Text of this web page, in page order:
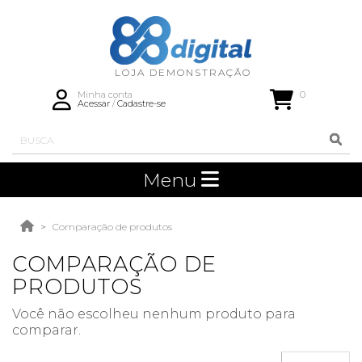
Minha conta
Acessar/Cadastre-se
0
Menu
Comparação de produtos
COMPARAÇÃO DE
PRODUTOS
Você não escolheu nenhum produto para
comparar.